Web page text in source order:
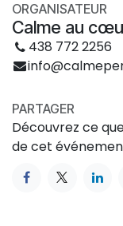
ORGANISATEUR
Calme au
438 772 2256
PARTAGER
Découvrez ce
de cet